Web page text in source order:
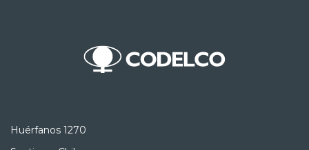
Huérfanos 1270